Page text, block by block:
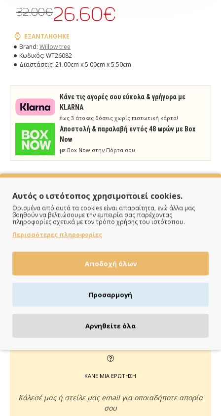
ΕΞΑΝΤΛΉΘΗΚΕ
Brand: Willow tree
Κωδικός: WT26082
Διαστάσεις: 21.00cm x 5.00cm x 5.50cm
26.60€
32.00€
Κάνε τις αγορές σου εύκολα & γρήγορα με
KLARNA
έως 3 άτοκες δόσεις χωρίς πιστωτική κάρτα!
Aποστολή & παραλαβή εντός 48 ωρών με Box
Now
με Box Now στην Πόρτα σου
ΠΑΡΑΔΙΔΟΥΜΕ ΓΡΗΓΟΡΑ
Άμεση αποστολή της παραγγελίας σου σε 1 - 2 εργάσιμες
ημέρες
Πιστωτική/χρεωστική κάρτα, αντικαταβολή ή κατάθεση
ΚΑΝΕ ΜΙΑ ΕΡΩΤΗΣΗ
Κάλεσέ μας ή στείλε μας email για οποιαδήποτε απορία
σου
Αυτός ο ιστότοπος χρησιμοποιεί cookies.
Ορισμένα από αυτά τα cookies είναι απαραίτητα, ενώ άλλα μας
βοηθούν να βελτιώσουμε την εμπειρία σας παρέχοντας
πληροφορίες σχετικά με τον τρόπο χρήσης του ιστότοπου.
Περισσότερες πληροφορίες
Αποδοχή όλων
Προσαρμογή
Αρνηθείτε όλα